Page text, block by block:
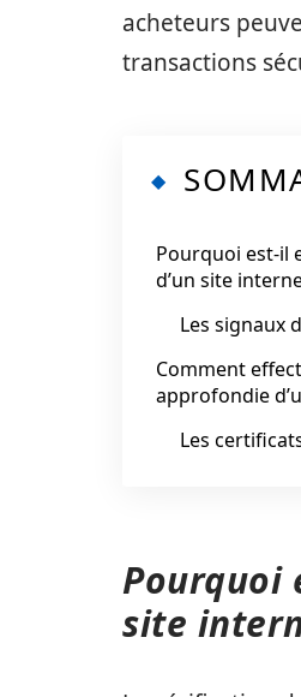
acheteurs
transactions
Pourquoi est-il
d’un site
Les signaux
Comment
approfondie
Les
Pourquoi
site